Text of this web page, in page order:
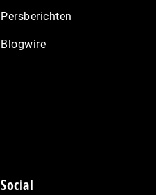
Persberichten
Blogwire
Social